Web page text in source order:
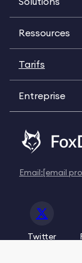
Ressources
Tarifs
Entreprise
Email:[email
Twitter